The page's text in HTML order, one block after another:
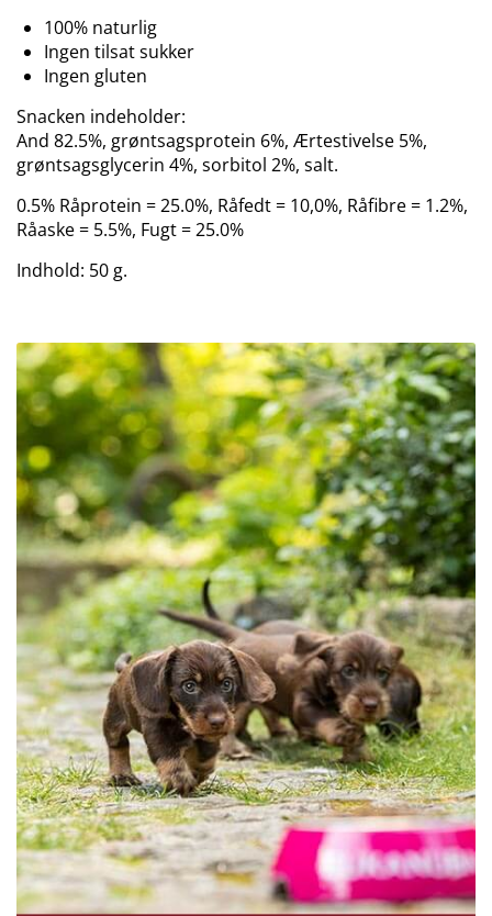
100% naturlig
Ingen tilsat sukker
Ingen gluten
Snacken indeholder:
And 82.5%, grøntsagsprotein 6%, Ærtestivelse 5%,
grøntsagsglycerin 4%, sorbitol 2%, salt.
0.5% Råprotein = 25.0%, Råfedt = 10,0%, Råfibre = 1.2%,
Råaske = 5.5%, Fugt = 25.0%
Indhold: 50 g.